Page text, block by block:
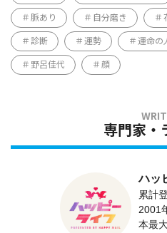
脈あり 自分磨き
診断 運勢 運命の
野呂佳代 顔
専門家・
ハッ
累計
2001
本最